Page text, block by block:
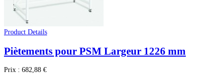
Product Details
Piètements pour PSM Largeur 1226 mm
Prix : 682,88 €